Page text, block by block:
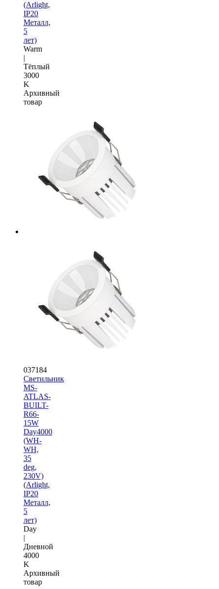
(Arlight,
IP20
Металл,
5
лет)
Warm
|
Тёплый
3000
K
Архивный
товар
037184
Светильник
MS-
ATLAS-
BUILT-
R66-
15W
Day4000
(WH-
WH,
35
deg,
230V)
(Arlight,
IP20
Металл,
5
лет)
Day
|
Дневной
4000
K
Архивный
товар